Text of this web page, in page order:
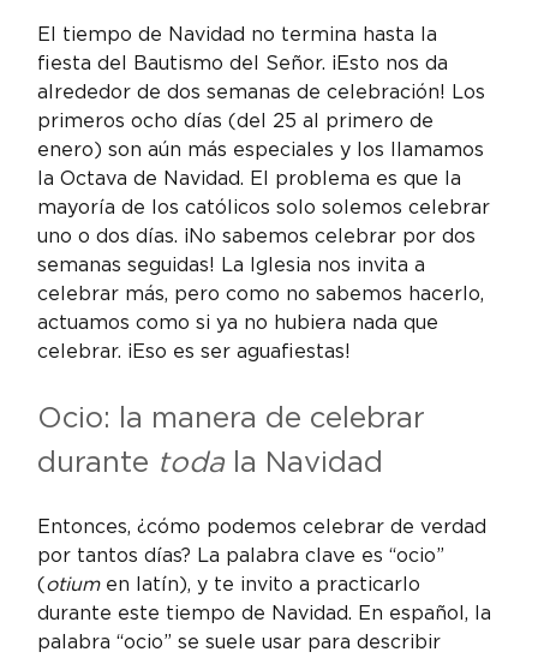
El tiempo de Navidad no termina hasta la
fiesta del Bautismo del Señor. ¡Esto nos da
alrededor de dos semanas de celebración! Los
primeros ocho días (del 25 al primero de
enero) son aún más especiales y los llamamos
la Octava de Navidad. El problema es que la
mayoría de los católicos solo solemos celebrar
uno o dos días. ¡No sabemos celebrar por dos
semanas seguidas! La Iglesia nos invita a
celebrar más, pero como no sabemos hacerlo,
actuamos como si ya no hubiera nada que
celebrar. ¡Eso es ser aguafiestas!
Ocio: la manera de celebrar
durante toda la Navidad
Entonces, ¿cómo podemos celebrar de verdad
por tantos días? La palabra clave es “ocio”
(otium en latín), y te invito a practicarlo
durante este tiempo de Navidad. En español, la
palabra “ocio” se suele usar para describir